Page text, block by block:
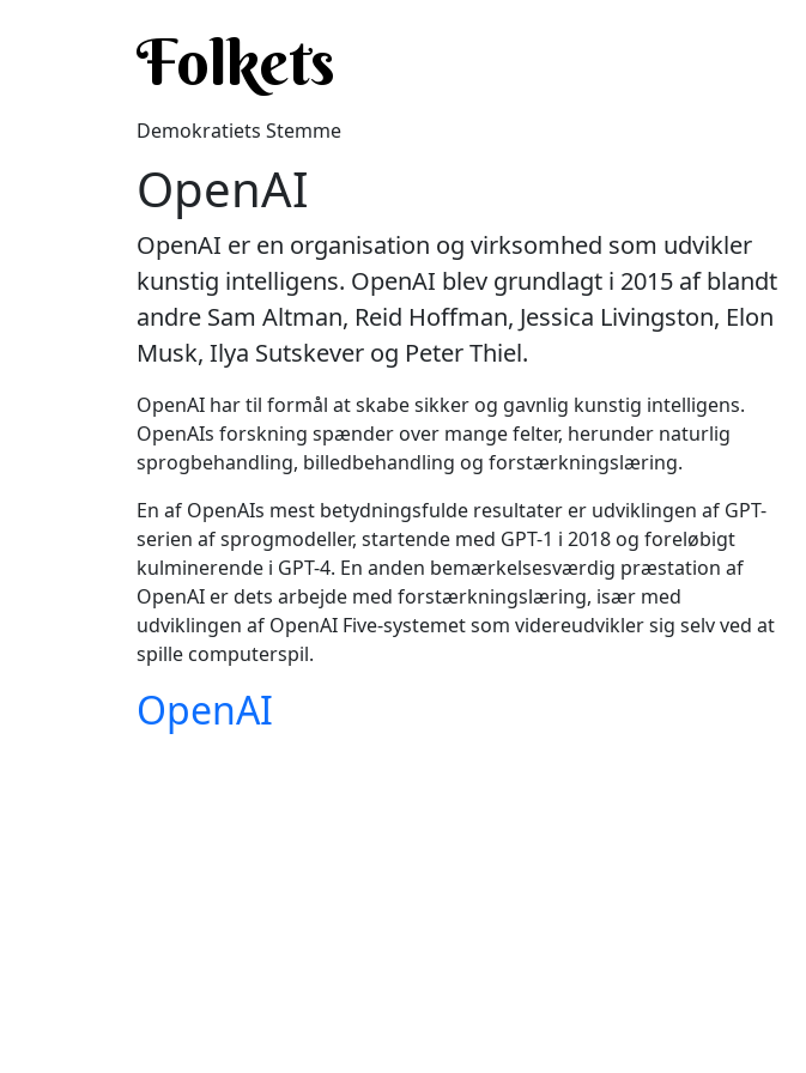
Folkets
Demokratiets Stemme
OpenAI
OpenAI er en organisation og virksomhed som udvikler
kunstig intelligens. OpenAI blev grundlagt i 2015 af blandt
andre Sam Altman, Reid Hoffman, Jessica Livingston, Elon
Musk, Ilya Sutskever og Peter Thiel.
OpenAI har til formål at skabe sikker og gavnlig kunstig intelligens.
OpenAIs forskning spænder over mange felter, herunder naturlig
sprogbehandling, billedbehandling og forstærkningslæring.
En af OpenAIs mest betydningsfulde resultater er udviklingen af GPT-
serien af sprogmodeller, startende med GPT-1 i 2018 og foreløbigt
kulminerende i GPT-4. En anden bemærkelsesværdig præstation af
OpenAI er dets arbejde med forstærkningslæring, især med
udviklingen af OpenAI Five-systemet som videreudvikler sig selv ved at
spille computerspil.
OpenAI